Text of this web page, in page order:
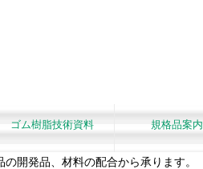
ゴム樹脂技術資料 規格品案内
開発品、材料の配合から承ります。